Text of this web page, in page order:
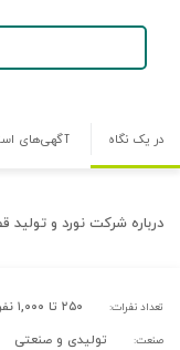
در یک نگاه آگهی‌های
درباره شرکت نورد و تولید
تعداد نفرات: ۲۵۰ تا ۱,۰۰۰ نفر
صنعت: تولیدی و صنعتی